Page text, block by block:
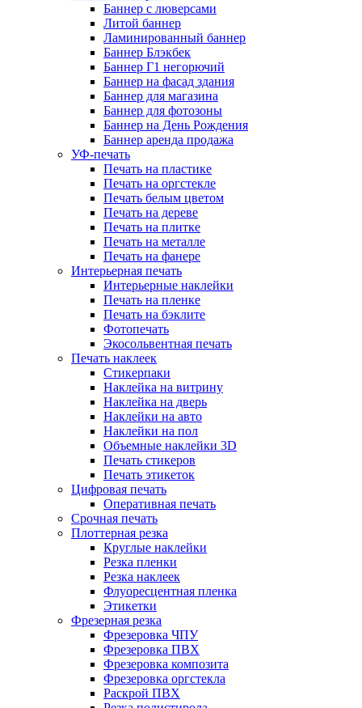
Баннер с люверсами
Литой баннер
Ламинированный баннер
Баннер Блэкбек
Баннер Г1 негорючий
Баннер на фасад здания
Баннер для магазина
Баннер для фотозоны
Баннер на День Рождения
Баннер аренда продажа
УФ-печать
Печать на пластике
Печать на оргстекле
Печать белым цветом
Печать на дереве
Печать на плитке
Печать на металле
Печать на фанере
Интерьерная печать
Интерьерные наклейки
Печать на пленке
Печать на бэклите
Фотопечать
Экосольвентная печать
Печать наклеек
Стикерпаки
Наклейка на витрину
Наклейка на дверь
Наклейки на авто
Наклейки на пол
Объемные наклейки 3D
Печать стикеров
Печать этикеток
Цифровая печать
Оперативная печать
Срочная печать
Плоттерная резка
Круглые наклейки
Резка пленки
Резка наклеек
Флуоресцентная пленка
Этикетки
Фрезерная резка
Фрезеровка ЧПУ
Фрезеровка ПВХ
Фрезеровка композита
Фрезеровка оргстекла
Раскрой ПВХ